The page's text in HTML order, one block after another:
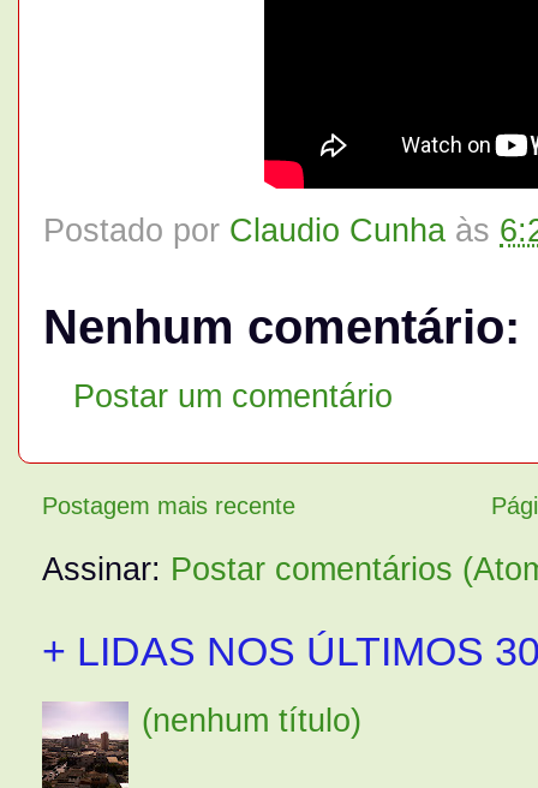
Postado por Claudio Cunha às
Nenhum comentário:
Postar um comentário
Postagem mais recente
Assinar: Postar comentários
+ LIDAS NOS ÚLTIMOS
(nenhum título)